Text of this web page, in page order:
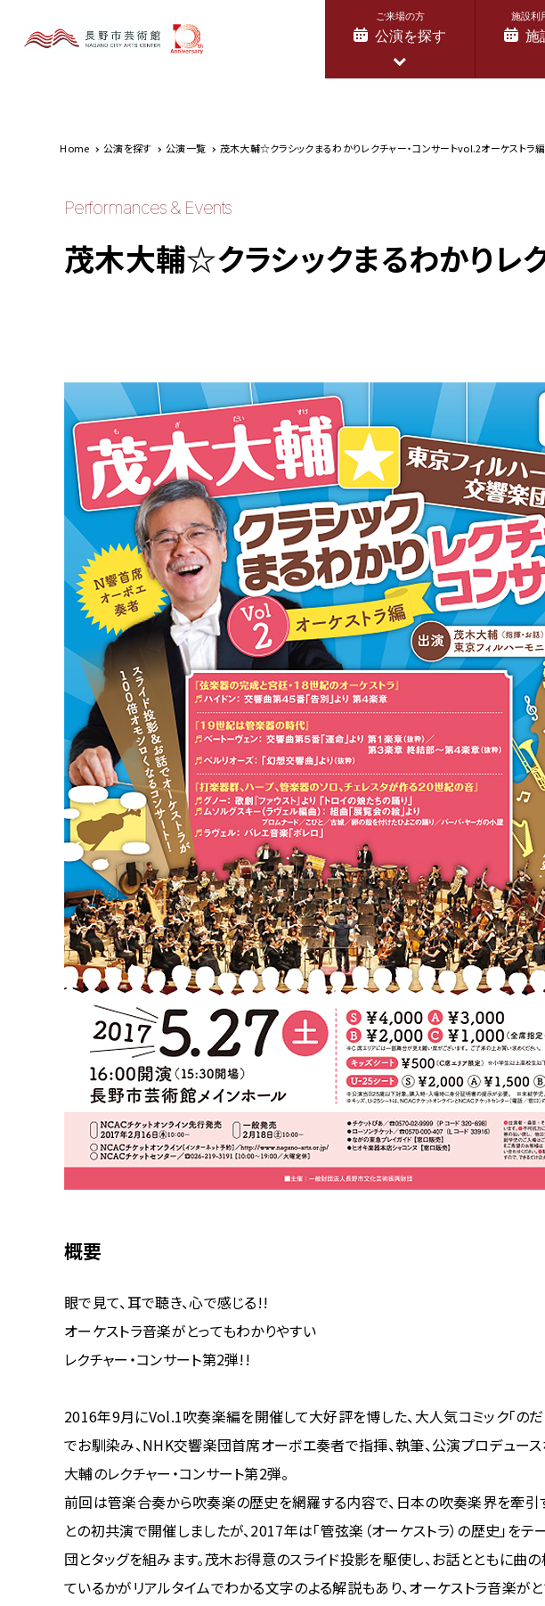
ご来場の方
公演を探す
施設利
施
Home 公演を探す 公演一覧 茂木大輔☆クラシックまるわかりレクチャー・コンサートvol.2オーケストラ編
Performances & Events
茂木大輔☆クラシックまるわかりレ
概要
眼で見て、耳で聴き、心で感じる!!
オーケストラ音楽がとってもわかりやすい
レクチャー・コンサート第2弾!!
2016年9月にVol.1吹奏楽編を開催して大好評を博した、大人気コミック「の
でお馴染み、NHK交響楽団首席オーボエ奏者で指揮、執筆、公演プロデュー
大輔のレクチャー・コンサート第2弾。
前回は管楽合奏から吹奏楽の歴史を網羅する内容で、日本の吹奏楽界を牽引す
との初共演で開催しましたが、2017年は「管弦楽（オーケストラ）の歴史」を
団とタッグを組みます。茂木お得意のスライド投影を駆使し、お話とともに曲
ているかがリアルタイムでわかる文字のよる解説もあり、オーケストラ音楽が